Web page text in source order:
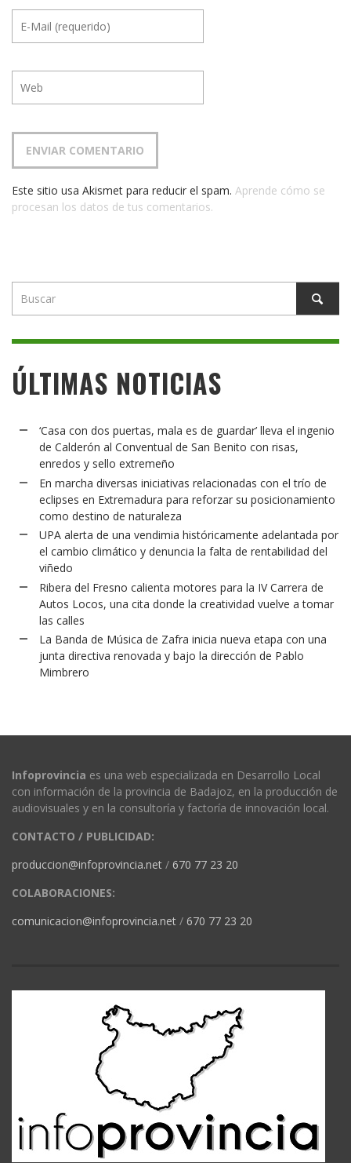
Este sitio usa Akismet para reducir el spam. Aprende cómo se
procesan los datos de tus comentarios.
ÚLTIMAS NOTICIAS
‘Casa con dos puertas, mala es de guardar’ lleva el ingenio
de Calderón al Conventual de San Benito con risas,
enredos y sello extremeño
En marcha diversas iniciativas relacionadas con el trío de
eclipses en Extremadura para reforzar su posicionamiento
como destino de naturaleza
UPA alerta de una vendimia históricamente adelantada por
el cambio climático y denuncia la falta de rentabilidad del
viñedo
Ribera del Fresno calienta motores para la IV Carrera de
Autos Locos, una cita donde la creatividad vuelve a tomar
las calles
La Banda de Música de Zafra inicia nueva etapa con una
junta directiva renovada y bajo la dirección de Pablo
Mimbrero
Infoprovincia es una web especializada en Desarrollo Local
con información de la provincia de Badajoz, en la producción de
audiovisuales y en la consultoría y factoría de innovación local.
CONTACTO / PUBLICIDAD:
produccion@infoprovincia.net / 670 77 23 20
COLABORACIONES:
comunicacion@infoprovincia.net / 670 77 23 20